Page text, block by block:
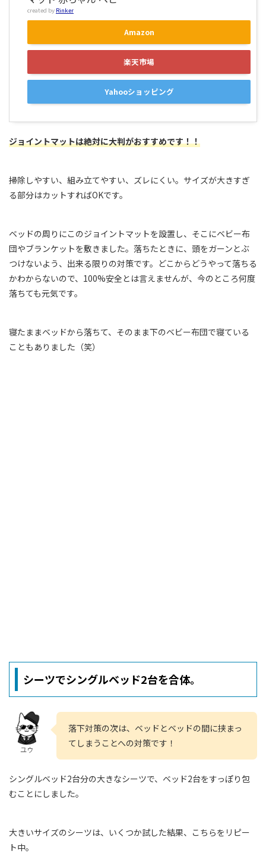
created by Rinker
Amazon
楽天市場
Yahooショッピング
ジョイントマットは絶対に大判がおすすめです！！
掃除しやすい、組み立てやすい、ズレにくい。サイズが大きすぎ
る部分はカットすればOKです。
ベッドの周りにこのジョイントマットを設置し、そこにベビー布
団やブランケットを敷きました。落ちたときに、頭をガーンとぶ
つけないよう、出来る限りの対策です。どこからどうやって落ちる
かわからないので、100%安全とは言えませんが、今のところ何度
落ちても元気です。
寝たままベッドから落ちて、そのまま下のベビー布団で寝ている
こともありました（笑）
シーツでシングルベッド2台を合体。
ユウ
落下対策の次は、ベッドとベッドの間に挟まっ
てしまうことへの対策です！
シングルベッド2台分の大きなシーツで、ベッド2台をすっぽり包
むことにしました。
大きいサイズのシーツは、いくつか試した結果、こちらをリピー
ト中。